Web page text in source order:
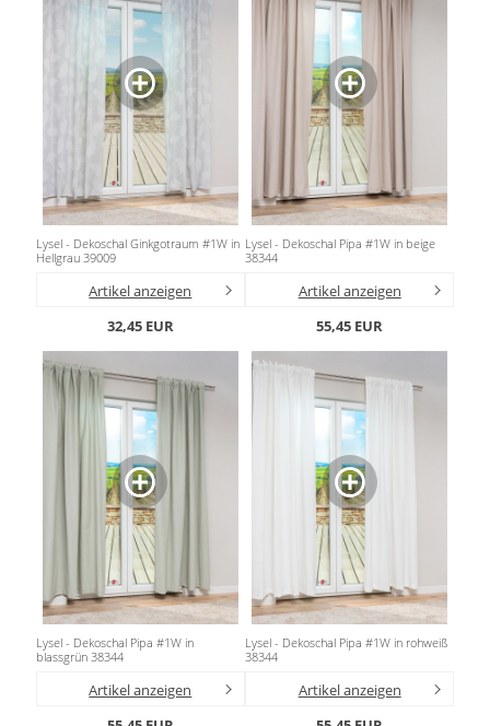
Lysel - Dekoschal Ginkgotraum #1W in
Hellgrau 39009
Artikel anzeigen
32,45 EUR
Lysel - Dekoschal Pipa #1W in beige
38344
Artikel anzeigen
55,45 EUR
Lysel - Dekoschal Pipa #1W in
blassgrün 38344
Artikel anzeigen
Lysel - Dekoschal Pipa #1W in rohweiß
38344
Artikel anzeigen